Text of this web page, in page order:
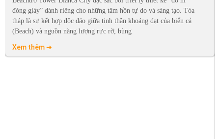
đóng giày” dành riêng cho những tâm hồn tự do và sáng tạo. Tòa
tháp là sự kết hợp độc đáo giữa tinh thần khoáng đạt của biển cả
(Beach) và nguồn năng lượng rực rỡ, bùng
Xem thêm ➔